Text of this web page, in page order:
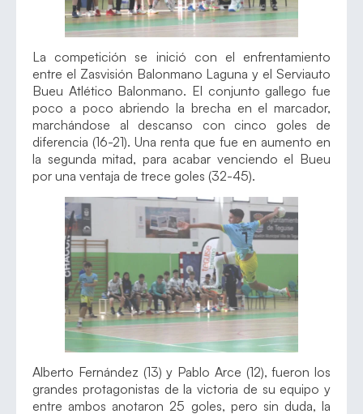
La competición se inició con el enfrentamiento
entre el Zasvisión Balonmano Laguna y el Serviauto
Bueu Atlético Balonmano. El conjunto gallego fue
poco a poco abriendo la brecha en el marcador,
marchándose al descanso con cinco goles de
diferencia (16-21). Una renta que fue en aumento en
la segunda mitad, para acabar venciendo el Bueu
por una ventaja de trece goles (32-45).
Alberto Fernández (13) y Pablo Arce (12), fueron los
grandes protagonistas de la victoria de su equipo y
entre ambos anotaron 25 goles, pero sin duda, la